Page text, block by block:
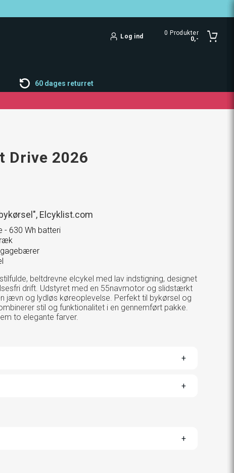
Log ind 0 Produkter
0,-
60 dages returret
Drive 2026
Elcyklist.com
- 630 Wh batteri
beltdrevne elcykel med lav indstigning, designet
drift. Udstyret med en 55navmotor og slidstærkt
jævn og lydløs køreoplevelse. Perfekt til bykørsel og
stil og funktionalitet i en gennemført pakke.
to elegante farver.